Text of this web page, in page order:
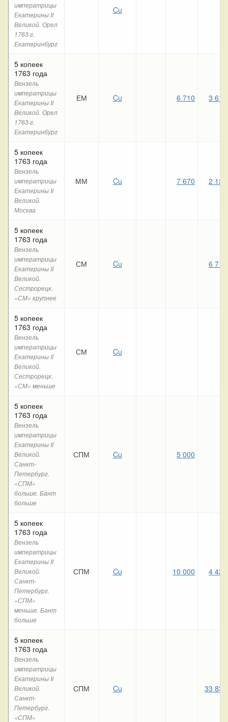
императрицы
Екатерины II
Великой. Орел
1763 г.
Екатеринбург
Cu
5 копеек
1763 года
Вензель
императрицы
Екатерины II
Великой. Орел
1763 г.
Екатеринбург
ЕМ Cu 6 710 3 610
5 копеек
1763 года
Вензель
императрицы
Екатерины II
Великой.
Москва
ММ Cu 7 670 2 120
5 копеек
1763 года
Вензель
императрицы
Екатерины II
Великой.
Сестрорецк.
«СМ» крупнее
СМ Cu 6 710
5 копеек
1763 года
Вензель
императрицы
Екатерины II
Великой.
Сестрорецк.
«СМ» меньше
СМ Cu
5 копеек
1763 года
Вензель
императрицы
Екатерины II
Великой.
Санкт-
Петербург.
«СПМ»
больше. Бант
больше
СПМ Cu 5 000
5 копеек
1763 года
Вензель
императрицы
Екатерины II
Великой.
Санкт-
Петербург.
«СПМ»
меньше. Бант
больше
СПМ Cu 10 000 4 420
5 копеек
1763 года
Вензель
императрицы
Екатерины II
Великой.
Санкт-
Петербург.
«СПМ»
СПМ Cu 33 830